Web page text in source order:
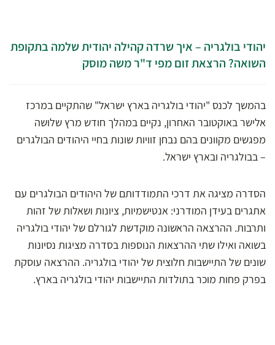
יהודי בולגריה – איך שרדה קהילה יהודית שלמה בתקופת
השואה? הרצאת זום מפי ד"ר משה מוסק
בהמשך לכנס "יהודי בולגריה בארץ ישראל" שהתקיים במרכז
אלישר באוקטובר האחרון, נקיים במהלך חודש מרץ שלושה
מפגשים מקוונים בהם נבחן זוויות שונות בחיי היהודים הבולגרים
– בבולגריה ובארץ ישראל.
הסדרה מציגה את דרכי התמודדותם של היהודים הבולגרים עם
אתגרים בעידן המודרני: אנטישמיות, ציונות ושאלות של זהות
ותרבות. ההרצאה הראשונה מוקדשת לגורלם של יהודי בולגריה
בשואה ואילו שתי ההרצאות הנוספות בסדרה מציגות נסיונות
שונים של התיישבות חלוצית של יהודי בולגריה. ההרצאה עוסקת
בפרק פחות מוכר בתולדות התיישבות יהודי בולגריה בארץ.